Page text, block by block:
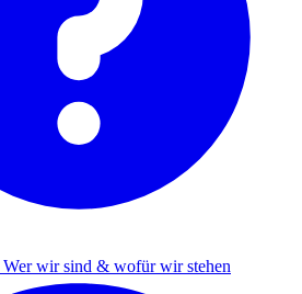
Wer wir sind & wofür wir stehen